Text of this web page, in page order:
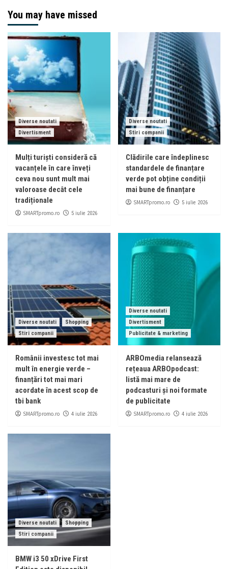
You may have missed
Diverse noutati
Divertisment
Mulți turiști consideră că
vacanțele în care înveți
ceva nou sunt mult mai
valoroase decât cele
tradiționale
SMARTpromo.ro 5 iulie 2026
Diverse noutati
Stiri companii
Clădirile care îndeplinesc
standardele de finanțare
verde pot obține condiții
mai bune de finanțare
SMARTpromo.ro 5 iulie 2026
Diverse noutati
Shopping
Stiri companii
Românii investesc tot mai
mult în energie verde –
finanțări tot mai mari
acordate în acest scop de
tbi bank
SMARTpromo.ro 4 iulie 2026
Diverse noutati
Divertisment
Publicitate & marketing
ARBOmedia relansează
rețeaua ARBOpodcast:
listă mai mare de
podcasturi și noi formate
de publicitate
SMARTpromo.ro 4 iulie 2026
Diverse noutati
Shopping
Stiri companii
BMW i3 50 xDrive First